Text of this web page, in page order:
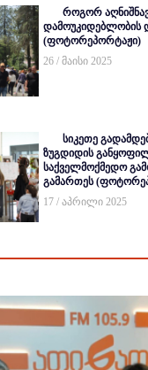
როგორ
დამოუკიდებლობის
(ფოტორეპორტაჟი)
26 / მაისი 2025
სიკეთე
ზუგდიდის
საქველმოქმედო
გამართეს
17 / აპრილი 2025